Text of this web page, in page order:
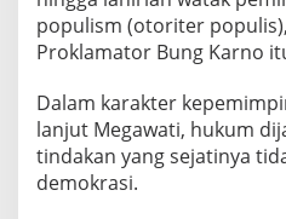
populism (otoriter
Proklamator Bung Karno
Dalam karakter
lanjut Megawati, hukum
tindakan yang sejatinya
demokrasi.